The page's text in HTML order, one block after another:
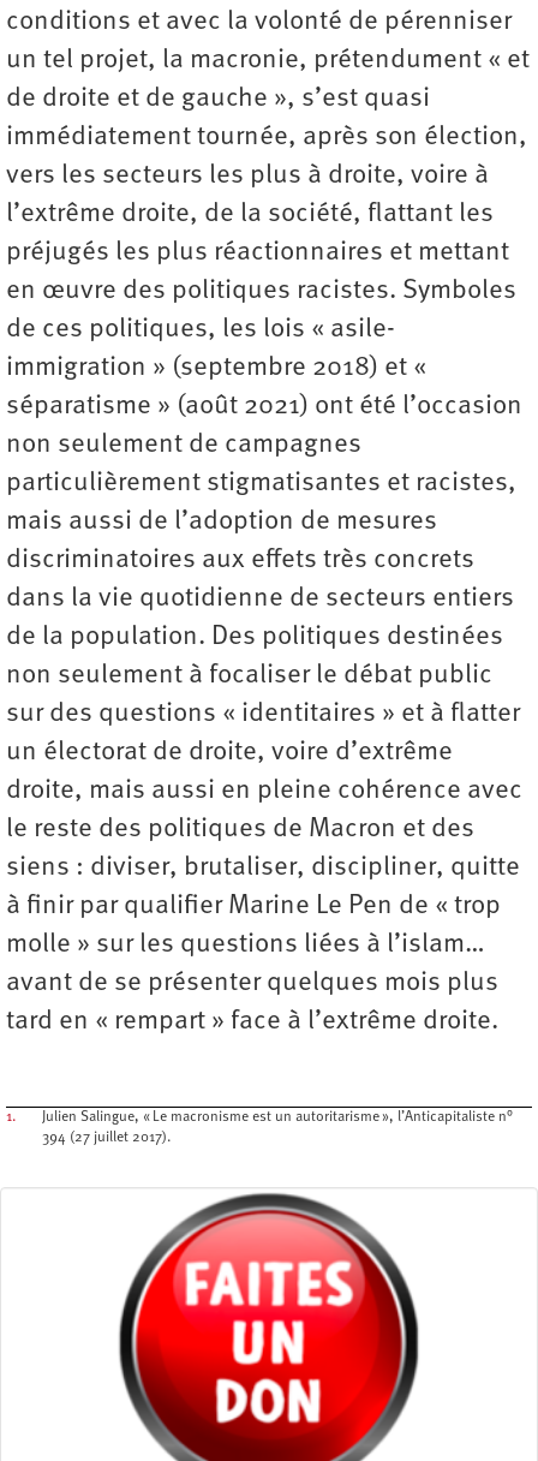
conditions et avec la volonté de pérenniser
un tel projet, la macronie, prétendument « et
de droite et de gauche », s’est quasi
immédiatement tournée, après son élection,
vers les secteurs les plus à droite, voire à
l’extrême droite, de la société, flattant les
préjugés les plus réactionnaires et mettant
en œuvre des politiques racistes. Symboles
de ces politiques, les lois « asile-
immigration » (septembre 2018) et «
séparatisme » (août 2021) ont été l’occasion
non seulement de campagnes
particulièrement stigmatisantes et racistes,
mais aussi de l’adoption de mesures
discriminatoires aux effets très concrets
dans la vie quotidienne de secteurs entiers
de la population. Des politiques destinées
non seulement à focaliser le débat public
sur des questions « identitaires » et à flatter
un électorat de droite, voire d’extrême
droite, mais aussi en pleine cohérence avec
le reste des politiques de Macron et des
siens : diviser, brutaliser, discipliner, quitte
à finir par qualifier Marine Le Pen de « trop
molle » sur les questions liées à l’islam…
avant de se présenter quelques mois plus
tard en « rempart » face à l’extrême droite.
1.
Julien Salingue, « Le macronisme est un autoritarisme », l’Anticapitaliste n°
394 (27 juillet 2017).